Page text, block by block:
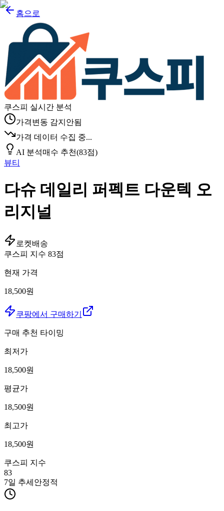
홈으로
쿠스피 실시간 분석
가격변동 감지안됨
가격 데이터 수집 중...
AI 분석매수 추천(83점)
뷰티
다슈 데일리 퍼펙트 다운텍 오
리지널
로켓배송
쿠스피 지수 83점
현재 가격
18,500원
쿠팡에서 구매하기
구매 추천 타이밍
최저가
18,500원
평균가
18,500원
최고가
18,500원
쿠스피 지수
83
7일 추세 안정적